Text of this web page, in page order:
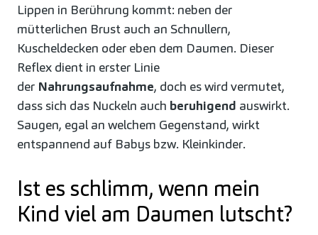
Lippen in Berührung kommt: neben der
mütterlichen Brust auch an Schnullern,
Kuscheldecken oder eben dem Daumen. Dieser
Reflex dient in erster Linie
der Nahrungsaufnahme, doch es wird vermutet,
dass sich das Nuckeln auch beruhigend auswirkt.
Saugen, egal an welchem Gegenstand, wirkt
entspannend auf Babys bzw. Kleinkinder.
Ist es schlimm, wenn mein
Kind viel am Daumen lutscht?